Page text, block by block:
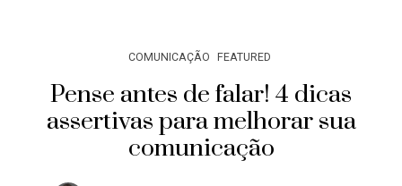
COMUNICAÇÃO FEATURED
Pense antes de falar! 4 dicas
assertivas para melhorar sua
comunicação